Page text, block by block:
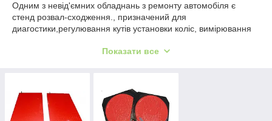
Одним з невід'ємних обладнань з ремонту автомобіля є
стенд розвал-сходження., призначений для
диагостики,регулювання кутів установки коліс, вимірювання
Наша компанія пропонує Вашій увазі в широкому
представляємо сьогодні гарантовано відповідає вимогам
сучасного автосервісного ринку Наші консультанти залюбки
Показати все